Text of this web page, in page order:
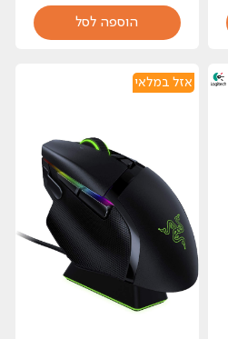
הוספה לסל
אזל במלאי